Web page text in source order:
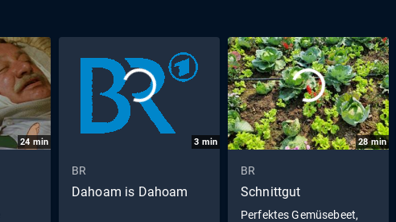
24 min 3 min
BR
Dahoam is Dahoam
28min
BR
Schnittgut
Perfektes Gemüsebeet,